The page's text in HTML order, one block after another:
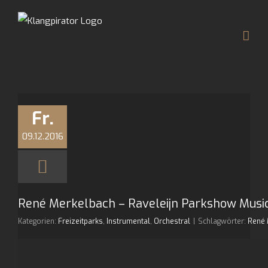
Fr.
09.12.2016
René Merkelbach – Raveleijn Parkshow
Kategorien: Freizeitparks, Instrumental, Orchestral Schlagwörter: